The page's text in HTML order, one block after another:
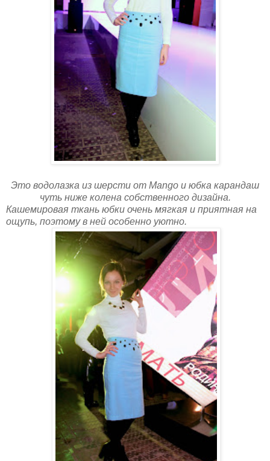
Это водолазка из шерсти от Mango и юбка карандаш
чуть ниже колена собственного дизайна.
Кашемировая ткань юбки очень мягкая и приятная на
ощупь, поэтому в ней особенно уютно.